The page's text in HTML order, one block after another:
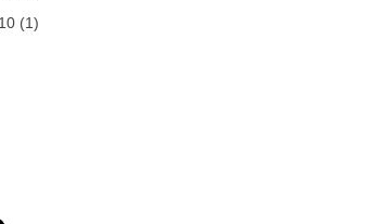
(1)